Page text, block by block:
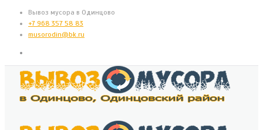
Вывоз мусора в Одинцово
+7 968 357 58 83
musorodin@bk.ru